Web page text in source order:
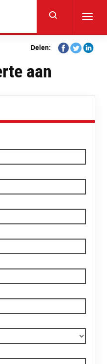
Delen:
Share
on
Share
on
Share
aan